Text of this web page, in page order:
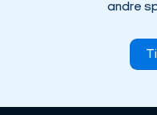
andre